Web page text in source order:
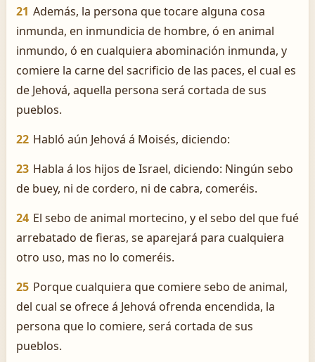
21 Además, la persona que tocare alguna cosa
inmunda, en inmundicia de hombre, ó en animal
inmundo, ó en cualquiera abominación inmunda, y
comiere la carne del sacrificio de las paces, el cual es
de Jehová, aquella persona será cortada de sus
pueblos.
22 Habló aún Jehová á Moisés, diciendo:
23 Habla á los hijos de Israel, diciendo: Ningún sebo
de buey, ni de cordero, ni de cabra, comeréis.
24 El sebo de animal mortecino, y el sebo del que fué
arrebatado de fieras, se aparejará para cualquiera
otro uso, mas no lo comeréis.
25 Porque cualquiera que comiere sebo de animal,
del cual se ofrece á Jehová ofrenda encendida, la
persona que lo comiere, será cortada de sus
pueblos.